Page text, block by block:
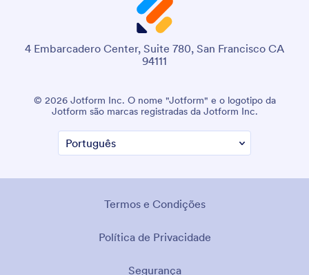
4 Embarcadero Center, Suite 780, San Francisco CA
94111
© 2026 Jotform Inc. O nome "Jotform" e o logotipo da
Jotform são marcas registradas da Jotform Inc.
Termos e Condições
Política de Privacidade
Segurança